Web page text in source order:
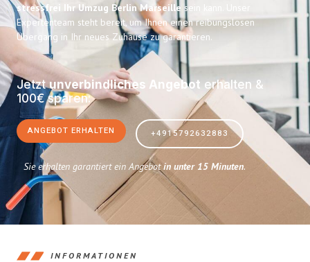
stressfrei Ihr Umzug Berlin Marseille sein kann. Unser
Expertenteam steht bereit, um Ihnen einen reibungslosen
Übergang in Ihr neues Zuhause zu garantieren.
Jetztunverbindliches Angebot erhalten &
100€ sparen:
ANGEBOT ERHALTEN +4915792632883
Sie erhalten garantiert ein Angebotin unter 15 Minuten.
INFORMATIONEN